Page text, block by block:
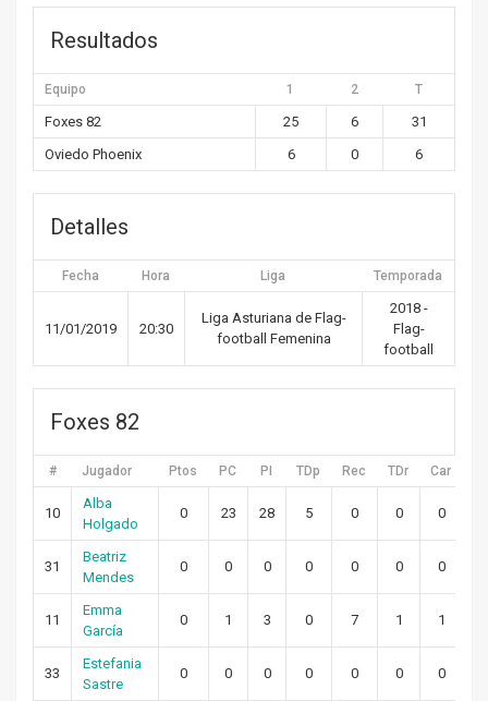
Resultados
Equipo 1 2 T
Foxes 82 25 6
31
Oviedo Phoenix
6 0 6
Detalles
Fecha Hora Liga Temporada
11/01/2019 20:30
Liga Asturiana de Flag-
football Femenina
2018 -
Flag-
football
Foxes 82
# Jugador Ptos PC PI TDp Rec TDr Car
10
Alba
Holgado
0 23 28 5 0 0 0
31
Beatriz
Mendes
0 0 0 0 0 0 0
11
Emma
García
0 1 3 0 7 1 1
33
Estefania
Sastre
0 0 0 0 0 0 0